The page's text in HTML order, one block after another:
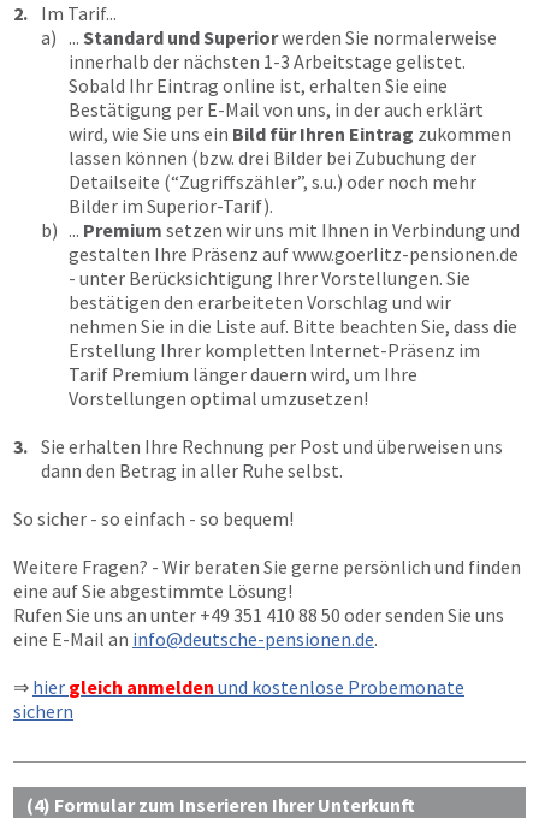
2. Im Tarif...
a) ... Standard und Superiorwerden Sie normalerweise
innerhalb der nächsten 1-3 Arbeitstage gelistet.
Sobald Ihr Eintrag online ist, erhalten Sie eine
Bestätigung per E-Mail von uns, in der auch erklärt
wird, wie Sie uns ein Bild für Ihren Eintrag zukommen
lassen können (bzw. drei Bilder bei Zubuchung der
Detailseite (“Zugriffszähler”, s.u.) oder noch mehr
Bilder im Superior-Tarif).
b) ... Premium setzen wir uns mit Ihnen in Verbindung und
gestalten Ihre Präsenz aufwww.goerlitz-pensionen.de
- unter Berücksichtigung Ihrer Vorstellungen. Sie
bestätigen den erarbeiteten Vorschlag und wir
nehmen Sie in die Liste auf. Bitte beachten Sie, dass die
Erstellung Ihrer kompletten Internet-Präsenz im
Tarif Premium länger dauern wird, um Ihre
Vorstellungen optimal umzusetzen!
3. Sie erhalten Ihre Rechnung per Post und überweisen uns
dann den Betrag in aller Ruhe selbst.
So sicher - so einfach - so bequem!
Weitere Fragen? - Wir beraten Sie gerne persönlich und finden
eine auf Sie abgestimmte Lösung!
Rufen Sie uns an unter +49 351 410 88 50 oder senden Sie uns
eine E-Mail an info@deutsche-pensionen.de.
⇒ hier gleich anmelden und kostenlose Probemonate
sichern
(4) Formular zum Inserieren Ihrer Unterkunft